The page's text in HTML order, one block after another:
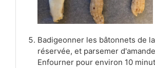
Badigeonner les bâtonnets de
réservée, et parsemer
Enfourner pour environ 10